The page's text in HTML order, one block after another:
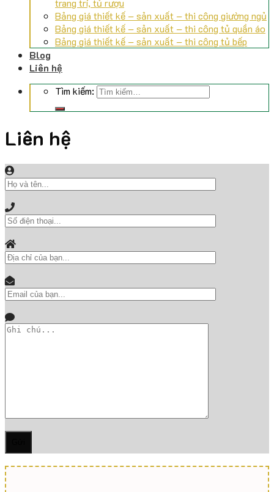
trang trí, tủ rượu
Bảng giá thiết kế – sản xuất – thi công giường ngủ
Bảng giá thiết kế – sản xuất – thi công tủ quần áo
Bảng giá thiết kế – sản xuất – thi công tủ bếp
Blog
Liên hệ
Tìm kiếm:
Liên hệ